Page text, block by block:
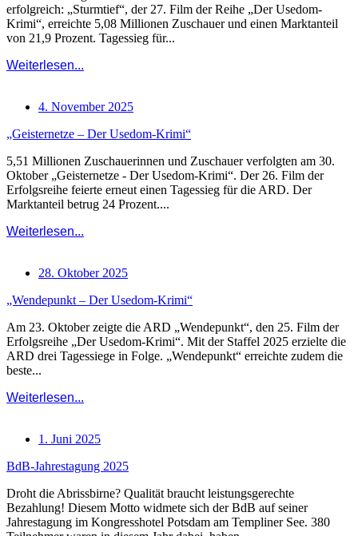
erfolgreich: „Sturmtief“, der 27. Film der Reihe „Der Usedom-
Krimi“, erreichte 5,08 Millionen Zuschauer und einen Marktanteil
von 21,9 Prozent. Tagessieg für...
Weiterlesen...
4. November 2025
„Geisternetze – Der Usedom-Krimi“
5,51 Millionen Zuschauerinnen und Zuschauer verfolgten am 30.
Oktober „Geisternetze - Der Usedom-Krimi“. Der 26. Film der
Erfolgsreihe feierte erneut einen Tagessieg für die ARD. Der
Marktanteil betrug 24 Prozent....
Weiterlesen...
28. Oktober 2025
„Wendepunkt – Der Usedom-Krimi“
Am 23. Oktober zeigte die ARD „Wendepunkt“, den 25. Film der
Erfolgsreihe „Der Usedom-Krimi“. Mit der Staffel 2025 erzielte die
ARD drei Tagessiege in Folge. „Wendepunkt“ erreichte zudem die
beste...
Weiterlesen...
1. Juni 2025
BdB-Jahrestagung 2025
Droht die Abrissbirne? Qualität braucht leistungsgerechte
Bezahlung! Diesem Motto widmete sich der BdB auf seiner
Jahrestagung im Kongresshotel Potsdam am Templiner See. 380